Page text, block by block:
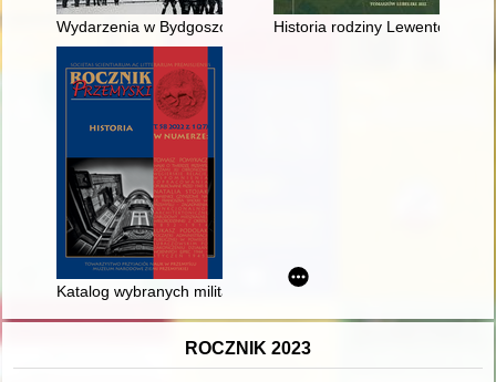
Wydarzenia w Bydgoszczy z 3 września 1939 roku w narracji
Historia rodziny Lewentonów :
Katalog wybranych militariów z okresu monarchii C.K.
ROCZNIK 2023